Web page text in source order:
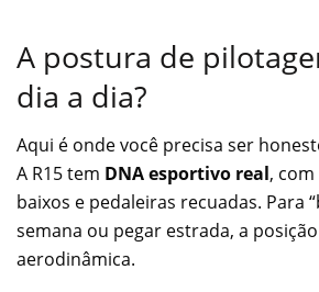
A postura de
dia a dia?
Aqui é onde você precisa ser
A R15 tem DNA esportivo real,
baixos e pedaleiras recuadas. Para
semana ou pegar estrada, a
aerodinâmica.